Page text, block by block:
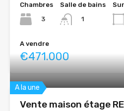
Chambres
3
Salle de bains
1
A vendre
€471.000
A la une
Vente maison étage